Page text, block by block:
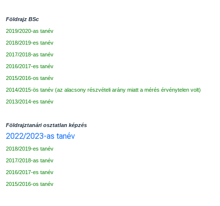
Földrajz BSc
2019/2020-as tanév
2018/2019-es tanév
2017/2018-as tanév
2016/2017-es tanév
2015/2016-os tanév
2014/2015-ös tanév (az alacsony részvételi arány miatt a mérés érvénytelen volt)
2013/2014-es tanév
Földrajztanári osztatlan képzés
2022/2023-as tanév
2018/2019-es tanév
2017/2018-as tanév
2016/2017-es tanév
2015/2016-os tanév